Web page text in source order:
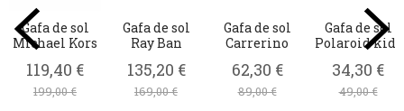
Gafa de sol
Michael Kors
119,40 €
199,00 €
Gafa de sol
Ray Ban
135,20 €
169,00 €
Gafa de sol
Carrerino
62,30 €
89,00 €
Gafa de sol
Polaroid kids
34,30 €
49,00 €